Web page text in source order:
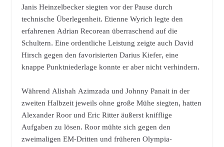
Janis Heinzelbecker siegten vor der Pause durch
technische Überlegenheit. Etienne Wyrich legte den
erfahrenen Adrian Recorean überraschend auf die
Schultern. Eine ordentliche Leistung zeigte auch David
Hirsch gegen den favorisierten Darius Kiefer, eine
knappe Punktniederlage konnte er aber nicht verhindern.
Während Alishah Azimzada und Johnny Panait in der
zweiten Halbzeit jeweils ohne große Mühe siegten, hatten
Alexander Roor und Eric Ritter äußerst knifflige
Aufgaben zu lösen. Roor mühte sich gegen den
zweimaligen EM-Dritten und früheren Olympia-